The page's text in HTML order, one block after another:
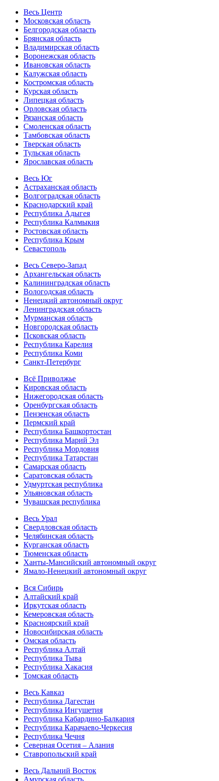
Весь Центр
Московская область
Белгородская область
Брянская область
Владимирская область
Воронежская область
Ивановская область
Калужская область
Костромская область
Курская область
Липецкая область
Орловская область
Рязанская область
Смоленская область
Тамбовская область
Тверская область
Тульская область
Ярославская область
Весь Юг
Астраханская область
Волгоградская область
Краснодарский край
Республика Адыгея
Республика Калмыкия
Ростовская область
Республика Крым
Севастополь
Весь Северо-Запад
Архангельская область
Калининградская область
Вологодская область
Ненецкий автономный округ
Ленинградская область
Мурманская область
Новгородская область
Псковская область
Республика Карелия
Республика Коми
Санкт-Петербург
Всё Приволжье
Кировская область
Нижегородская область
Оренбургская область
Пензенская область
Пермский край
Республика Башкортостан
Республика Марий Эл
Республика Мордовия
Республика Татарстан
Самарская область
Саратовская область
Удмуртская республика
Ульяновская область
Чувашская республика
Весь Урал
Свердловская область
Челябинская область
Курганская область
Тюменская область
Ханты-Мансийский автономный округ
Ямало-Ненецкий автономный округ
Вся Сибирь
Алтайский край
Иркутская область
Кемеровская область
Красноярский край
Новосибирская область
Омская область
Республика Алтай
Республика Тыва
Республика Хакасия
Томская область
Весь Кавказ
Республика Дагестан
Республика Ингушетия
Республика Кабардино-Балкария
Республика Карачаево-Черкесия
Республика Чечня
Северная Осетия – Алания
Ставропольский край
Весь Дальний Восток
Амурская область